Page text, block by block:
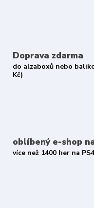
Doprava zdarma
do alzaboxů nebo
Kč)
oblíbený e-shop
více než 1400 her na